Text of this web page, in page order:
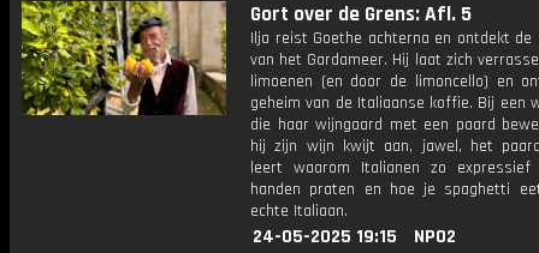
Gort over de Grens: Afl. 5
Ilja reist Goethe achterna en ontdekt de
van het Gardameer. Hij laat zich
limoenen (en door de limoncello) en
geheim van de Italiaanse koffie. Bij een
die haar wijngaard met een paard
hij zijn wijn kwijt aan, jawel, het
leert waarom Italianen zo
handen praten en hoe je spaghetti
echte Italiaan.
24-05-2025 19:15
NPO2